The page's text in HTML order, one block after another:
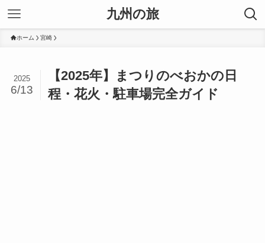
九州の旅
ホーム 宮崎
【2025年】まつりのべおかの日
程・花火・駐車場完全ガイド
2025
6/13